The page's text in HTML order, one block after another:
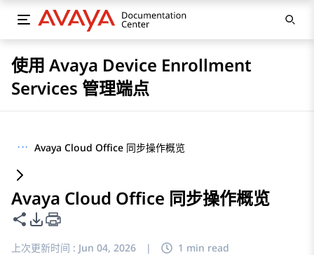
使用 Avaya Device Enrollment
Services 管理端点
··· Avaya Cloud Office 同步操作概览
Avaya Cloud Office 同步操作概览
共享此页面
PDF 导出选项
上次更新时间 : Jun 04, 2026 | 1 min read